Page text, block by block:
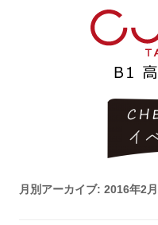
月別アーカイブ: 2016年2月